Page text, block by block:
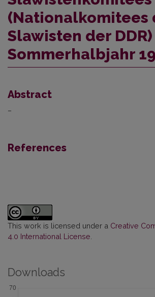
(Nationalkomitees
Slawisten der
Sommerhalbjahr
Abstract
–
References
This work is licensed under a Creative
4.0 International License
Downloads